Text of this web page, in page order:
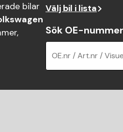
bilar Välj bil i lista
Sök OE-
OE.nr / Art.nr /